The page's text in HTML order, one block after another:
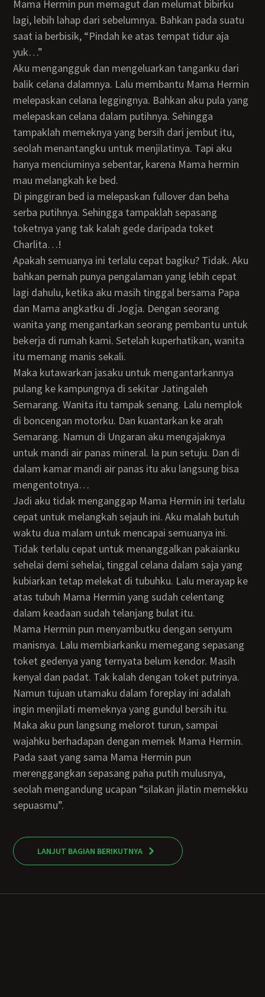
Mama Hermin pun memagut dan melumat bibirku
lagi, lebih lahap dari sebelumnya. Bahkan pada suatu
saat ia berbisik, “Pindah ke atas tempat tidur aja
yuk…”
Aku mengangguk dan mengeluarkan tanganku dari
balik celana dalamnya. Lalu membantu Mama Hermin
melepaskan celana leggingnya. Bahkan aku pula yang
melepaskan celana dalam putihnya. Sehingga
tampaklah memeknya yang bersih dari jembut itu,
seolah menantangku untuk menjilatinya. Tapi aku
hanya menciuminya sebentar, karena Mama hermin
mau melangkah ke bed.
Di pinggiran bed ia melepaskan fullover dan beha
serba putihnya. Sehingga tampaklah sepasang
toketnya yang tak kalah gede daripada toket
Charlita…!
Apakah semuanya ini terlalu cepat bagiku? Tidak. Aku
bahkan pernah punya pengalaman yang lebih cepat
lagi dahulu, ketika aku masih tinggal bersama Papa
dan Mama angkatku di Jogja. Dengan seorang
wanita yang mengantarkan seorang pembantu untuk
bekerja di rumah kami. Setelah kuperhatikan, wanita
itu memang manis sekali.
Maka kutawarkan jasaku untuk mengantarkannya
pulang ke kampungnya di sekitar Jatingaleh
Semarang. Wanita itu tampak senang. Lalu nemplok
di boncengan motorku. Dan kuantarkan ke arah
Semarang. Namun di Ungaran aku mengajaknya
untuk mandi air panas mineral. Ia pun setuju. Dan di
dalam kamar mandi air panas itu aku langsung bisa
mengentotnya…
Jadi aku tidak menganggap Mama Hermin ini terlalu
cepat untuk melangkah sejauh ini. Aku malah butuh
waktu dua malam untuk mencapai semuanya ini.
Tidak terlalu cepat untuk menanggalkan pakaianku
sehelai demi sehelai, tinggal celana dalam saja yang
kubiarkan tetap melekat di tubuhku. Lalu merayap ke
atas tubuh Mama Hermin yang sudah celentang
dalam keadaan sudah telanjang bulat itu.
Mama Hermin pun menyambutku dengan senyum
manisnya. Lalu membiarkanku memegang sepasang
toket gedenya yang ternyata belum kendor. Masih
kenyal dan padat. Tak kalah dengan toket putrinya.
Namun tujuan utamaku dalam foreplay ini adalah
ingin menjilati memeknya yang gundul bersih itu.
Maka aku pun langsung melorot turun, sampai
wajahku berhadapan dengan memek Mama Hermin.
Pada saat yang sama Mama Hermin pun
merenggangkan sepasang paha putih mulusnya,
seolah mengandung ucapan “silakan jilatin memekku
sepuasmu”.
LANJUT BAGIAN BERIKUTNYA